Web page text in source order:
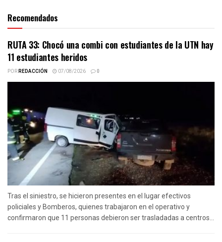
Recomendados
RUTA 33: Chocó una combi con estudiantes de la UTN hay
11 estudiantes heridos
PORREDACCIÓN 07/08/2026 0
Tras el siniestro, se hicieron presentes en el lugar efectivos
policiales y Bomberos, quienes trabajaron en el operativo y
confirmaron que 11 personas debieron ser trasladadas a centros...